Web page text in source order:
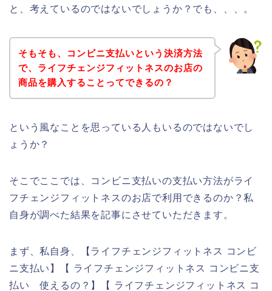
と、考えているのではないでしょうか？でも、、、。
そもそも、コンビニ支払いという決済方法
で、ライフチェンジフィットネスのお店の
商品を購入することってできるの？
という風なことを思っている人もいるのではないでし
ょうか？
そこでここでは、コンビニ支払いの支払い方法がライ
フチェンジフィットネスのお店で利用できるのか？私
自身が調べた結果を記事にさせていただきます。
まず、私自身、【ライフチェンジフィットネス コンビ
ニ支払い】【 ライフチェンジフィットネス コンビニ支
払い 使えるの？】【 ライフチェンジフィットネス コ